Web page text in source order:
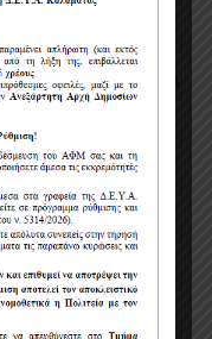
του Δ.Σ. της ΔΕΥΑ
της
εδώ